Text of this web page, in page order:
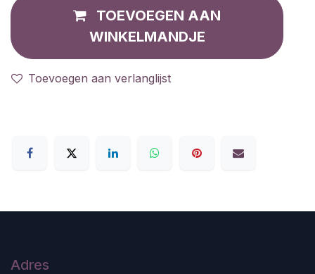
TOEVOEGEN AAN
WINKELMANDJE
Toevoegen aan verlanglijst
Adres